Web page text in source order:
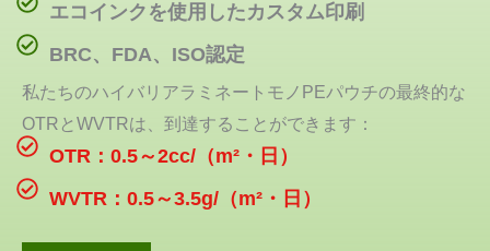
エコインクを使用したカスタム印刷
BRC、FDA、ISO認定
私たちのハイバリアラミネートモノPEパウチの最終的な
OTRとWVTRは、到達することができます：
OTR：0.5～2cc/（m²・日）
WVTR：0.5～3.5g/（m²・日）